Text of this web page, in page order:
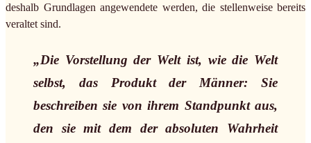
deshalb Grundlagen angewendete werden, die stellenweise bereits
veraltet sind.
„Die Vorstellung der Welt ist, wie die Welt
selbst, das Produkt der Männer: Sie
beschreiben sie von ihrem Standpunkt aus,
den sie mit dem der absoluten Wahrheit